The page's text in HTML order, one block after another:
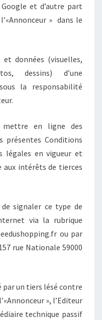
et d’autre part
» dans le
et données (visuelles,
dessins) d’une
la responsabilité
mettre en ligne des
présentes Conditions
légales en vigueur et
intérêts de tierces
signaler ce type de
via la rubrique
ou par
rue Nationale 59000
par un tiers lésé contre
», l’Editeur
technique passif